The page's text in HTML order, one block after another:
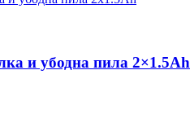
и убодна пила 2×1.5Ah